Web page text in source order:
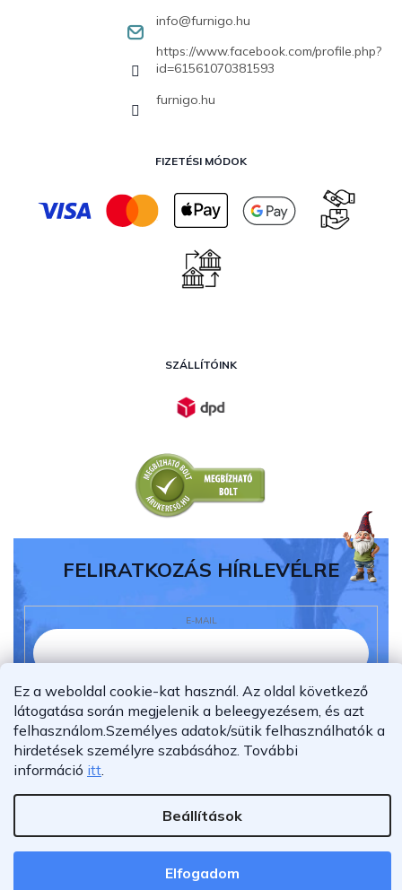
Ez a weboldal cookie-kat használ. Az oldal következő
látogatása során megjelenik a beleegyezésem, és azt
felhasználom.Személyes adatok/sütik felhasználhatók a
hirdetések személyre szabásához. További
információ itt.
Beállítások
Elfogadom
info@furnigo.hu
https://www.facebook.com/profile.php?
id=61561070381593
furnigo.hu
FIZETÉSI MÓDOK
SZÁLLÍTÓINK
FELIRATKOZÁS HÍRLEVÉLRE
E-MAIL
Elolvastam és megértettem azadatvédelmi
nyilatkozatot.
Feliratkozás
Shoptet Premium készítette